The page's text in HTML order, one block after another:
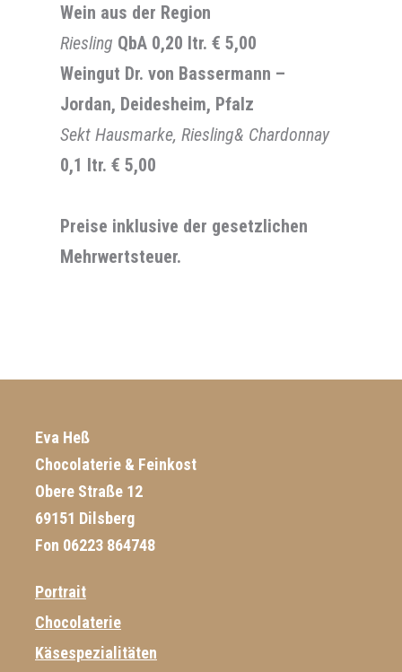
Wein aus der Region
Riesling QbA 0,20 ltr.€ 5,00
Weingut Dr. von Bassermann –
Jordan, Deidesheim, Pfalz
Sekt Hausmarke, Riesling& Chardonnay
0,1 ltr. €5,00
Preise inklusive der gesetzlichen
Mehrwertsteuer.
Eva Heß
Chocolaterie & Feinkost
Obere Straße 12
69151 Dilsberg
Fon 06223 864748
Portrait
Chocolaterie
Käsespezialitäten